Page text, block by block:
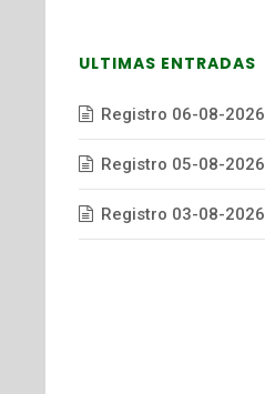
ULTIMAS ENTRADAS
Registro 06-08-2026
Registro 05-08-2026
Registro 03-08-2026